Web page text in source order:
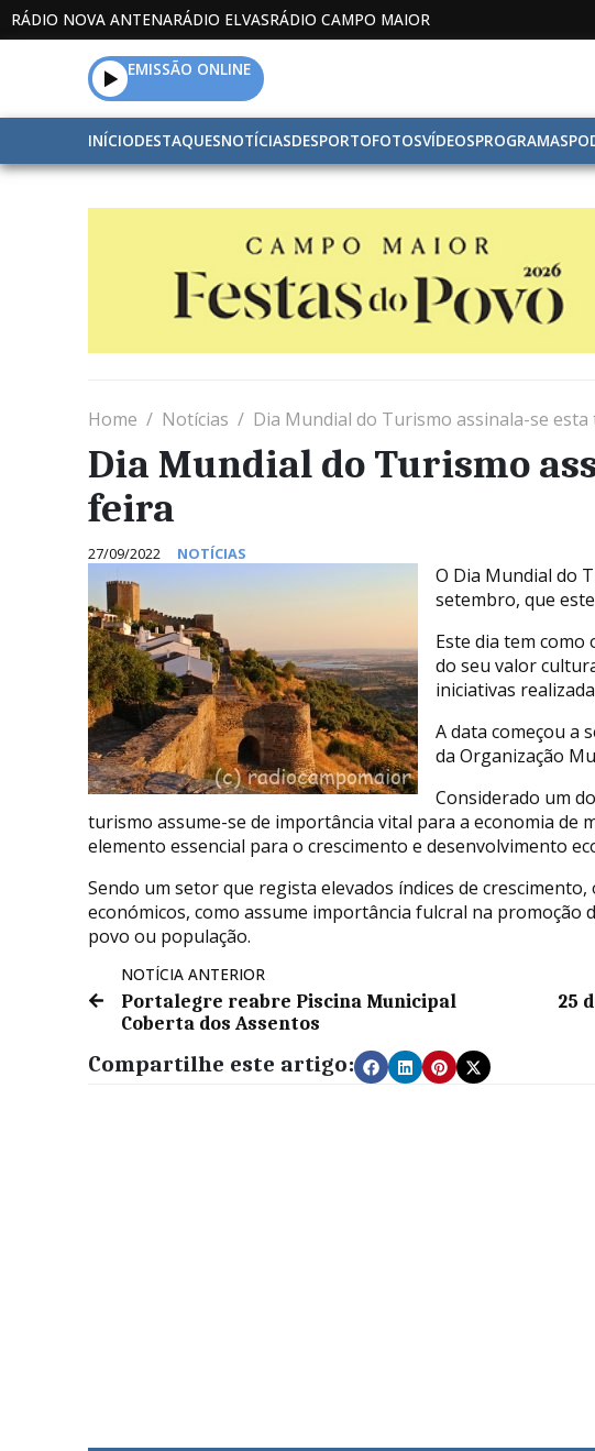
RÁDIO NOVA ANTENARÁDIO ELVASRÁDIO CAMPO MAIOR
EMISSÃO ONLINE
INÍCIODESTAQUESNOTÍCIASDESPORTOFOTOSVÍDEOSPROGRAMAS
Home Notícias Dia Mundial do Turismo assinala-se
Dia Mundial do Turismo
feira
27/09/2022 NOTÍCIAS
O Dia Mundial do
setembro, que
Este dia tem
do seu valor
iniciativas
A data começou a
da Organização
Considerado um
turismo assume-se de importância vital para a economia de
elemento essencial para o crescimento e desenvolvimento
Sendo um setor que regista elevados índices de
económicos, como assume importância fulcral na promoção
povo ou população.
NOTÍCIA ANTERIOR
Portalegre reabre Piscina Municipal
Coberta dos Assentos
25
Compartilhe este artigo: